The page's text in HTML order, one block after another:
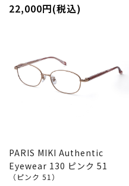
22,000円(税込)
PARIS MIKI Authentic
Eyewear 130 ピンク 51
（ピンク 51）